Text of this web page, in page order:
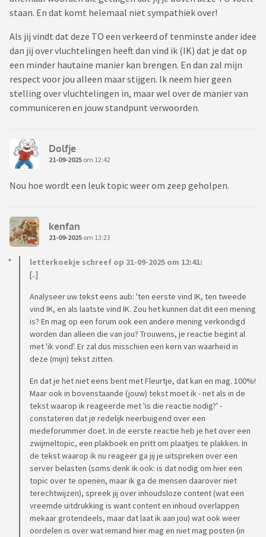
staan. En dat komt helemaal niet sympathiek over!
Als jij vindt dat deze TO een verkeerd of tenminste ander idee
dan jij over vluchtelingen heeft dan vind ik (IK) dat je dat op
een minder hautaine manier kan brengen. En dan zal mijn
respect voor jou alleen maar stijgen. Ik neem hier geen
stelling over vluchtelingen in, maar wel over de manier van
communiceren en jouw standpunt verwoorden.
Dolfje
21-09-2025 om 12:42
Nou hoe wordt een leuk topic weer om zeep geholpen.
kenfan
21-09-2025 om 13:23
letterkoekje schreef op 21-09-2025 om 12:41:
[..]
Analyseer uw tekst eens aub: 'ten eerste vind IK, ten tweede
vind IK, en als laatste vind IK. Zou het kunnen dat dit een mening
is? En mag op een forum ook een andere mening verkondigd
worden dan alleen die van jou? Trouwens, je reactie begint al
met 'ik vond'. Er zal dus misschien een kern van waarheid in
deze (mijn) tekst zitten.
En dat je het niet eens bent met Fleurtje, dat kan en mag. 100%!
Maar ook in bovenstaande (jouw) tekst moet ik - net als in de
tekst waarop ik reageerde met 'is die reactie nodig?' -
constateren dat je redelijk neerbuigend over een
medeforummer doet. In de eerste reactie heb je het over een
zwijmeltopic, een plakboek en pritt om plaatjes te plakken. In
de tekst waarop ik nu reageer ga jij je uitspreken over een
server belasten (soms denk ik ook: is dat nodig om hier een
topic over te openen, maar ik ga de mensen daarover niet
terechtwijzen), spreek jij over inhoudsloze content (wat een
vreemde uitdrukking is want content en inhoud overlappen
mekaar grotendeels, maar dat laat ik aan jou) wat ook weer
oordelen is over wat iemand hier mag en niet mag posten (in